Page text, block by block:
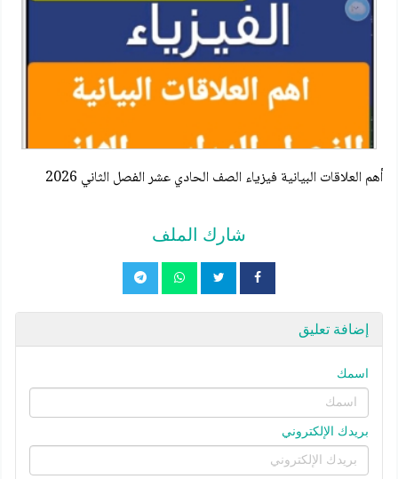
أهم العلاقات البيانية فيزياء الصف الحادي عشر الفصل الثاني 2026
شارك الملف
إضافة تعليق
اسمك
بريدك الإلكتروني